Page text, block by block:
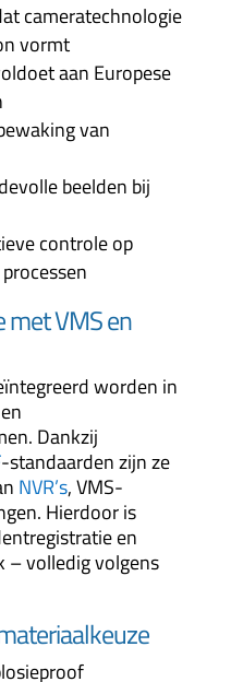
cameratechnologie
vormt
aan Europese
van
beelden bij
controle op
met VMS en
worden in
en
Dankzij
-standaarden zijn ze
NVR’s, VMS-
Hierdoor is
en
– volledig volgens